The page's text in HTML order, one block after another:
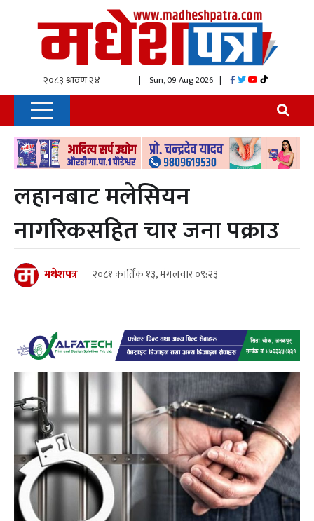
| Sun, 09 Aug 2026 |
लहानबाट मलेसियन
नागरिकसहित चार जना पक्राउ
मधेशपत्र २०८१ कार्तिक १३, मंगलवार ०९:२३